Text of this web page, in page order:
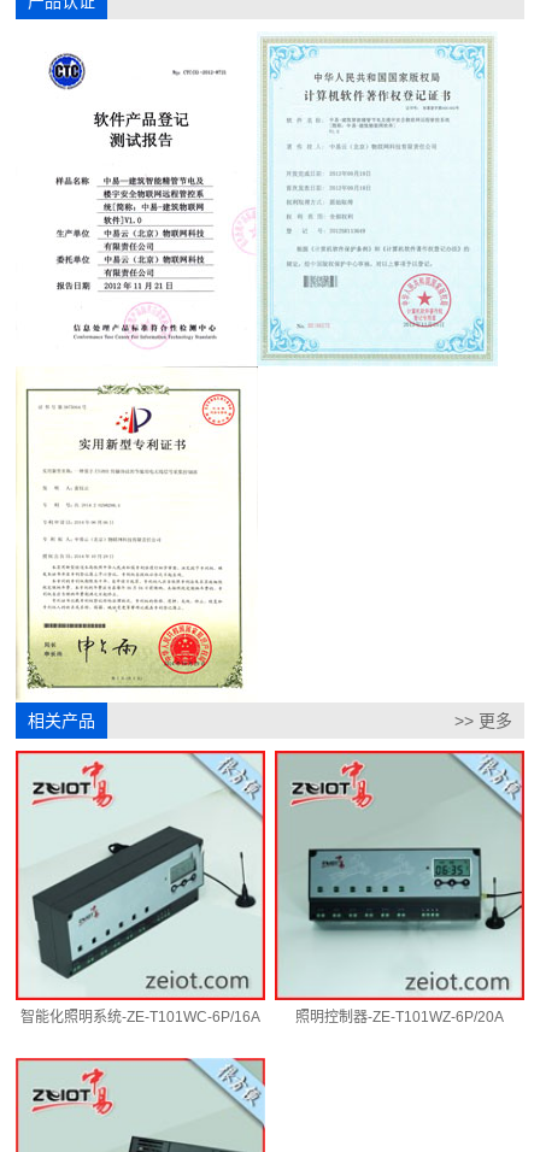
相关产品 >> 更多
智能化照明系统-ZE-T101WC-6P/16A 照明控制器-ZE-T101WZ-6P/20A